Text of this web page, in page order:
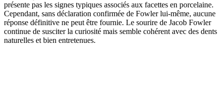
présente pas les signes typiques associés aux facettes en porcelaine.
Cependant, sans déclaration confirmée de Fowler lui-même, aucune
réponse définitive ne peut être fournie. Le sourire de Jacob Fowler
continue de susciter la curiosité mais semble cohérent avec des dents
naturelles et bien entretenues.